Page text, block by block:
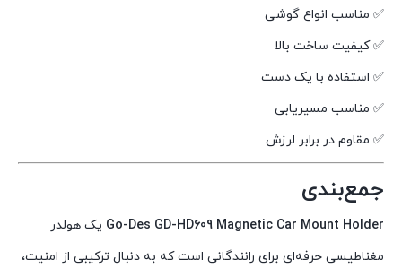
✅ مناسب انواع گوشی
✅ کیفیت ساخت بالا
✅ استفاده با یک دست
✅ مناسب مسیریابی
✅ مقاوم در برابر لرزش
جمع‌بندی
Go-Des GD-HD609 Magnetic Car Mount Holder یک هولدر
مغناطیسی حرفه‌ای برای رانندگانی است که به دنبال ترکیبی از امنیت،